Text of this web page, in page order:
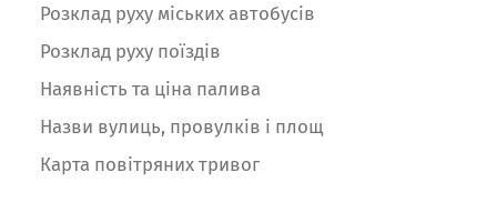
Розклад руху міських автобусів
Розклад руху поїздів
Наявність та ціна палива
Назви вулиць, провулків і площ
Карта повітряних тривог